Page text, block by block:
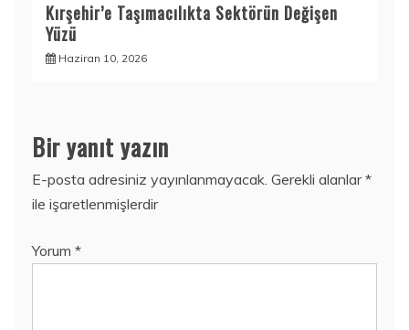
Kırşehir’e Taşımacılıkta Sektörün Değişen
Yüzü
Haziran 10, 2026
Bir yanıt yazın
E-posta adresiniz yayınlanmayacak. Gerekli alanlar*
ile işaretlenmişlerdir
Yorum *